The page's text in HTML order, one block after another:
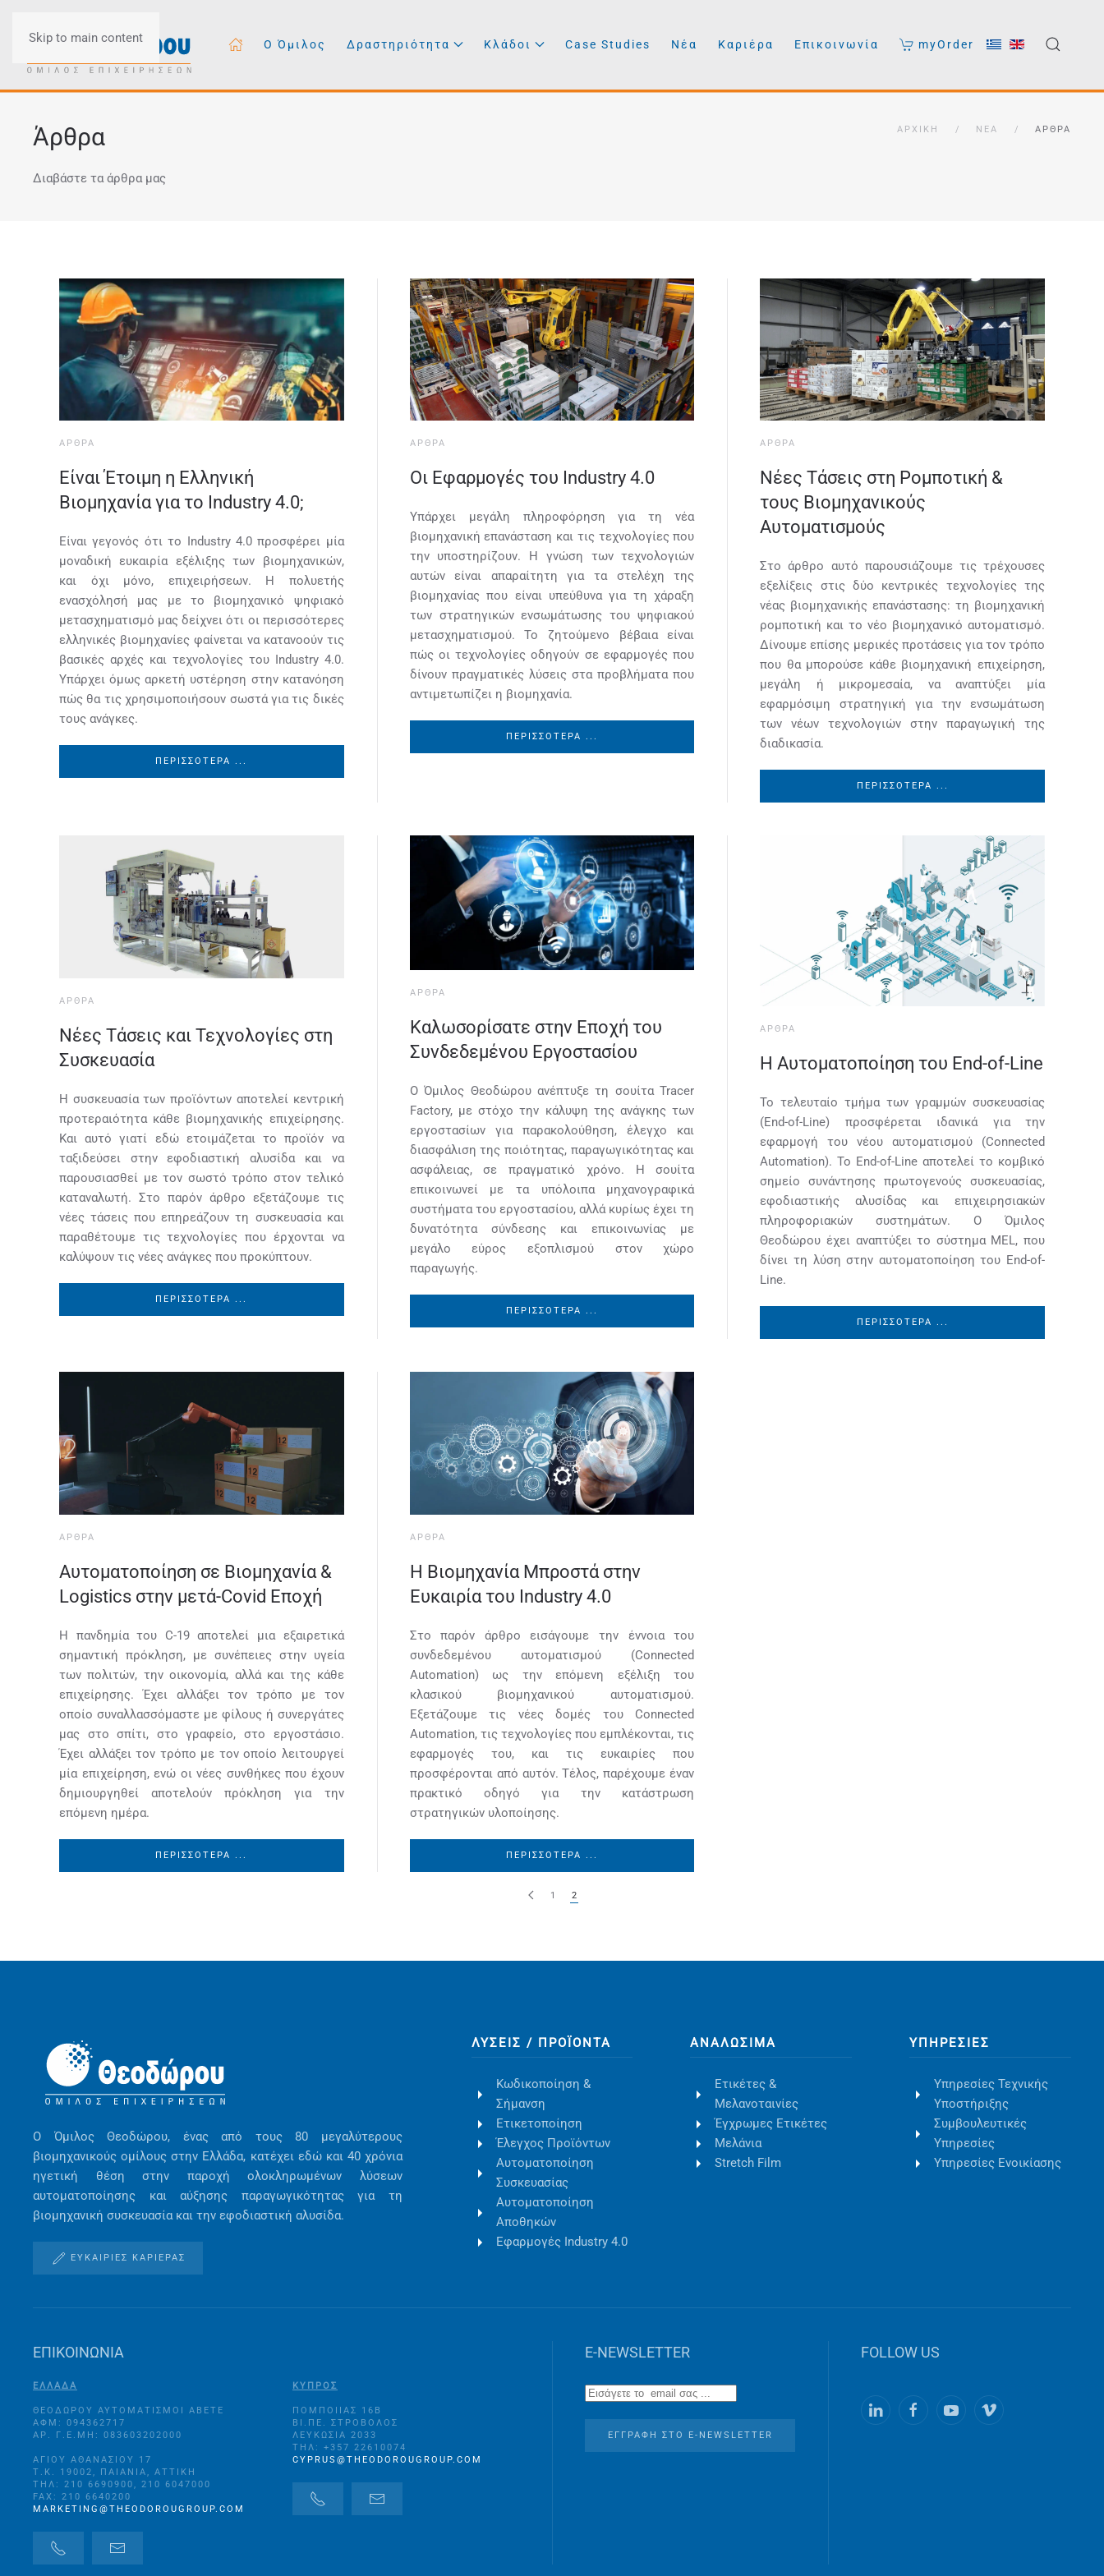
Skip to main content Ο Όμιλος Δραστηριότητα Κλάδοι Case Studies Νέα Καριέρα Επικοινωνία myOrder
Άρθρα
Διαβάστε τα άρθρα μας
ΑΡΧΙΚΉ ΝΈΑ ΆΡΘΡΑ
ΆΡΘΡΑ
Είναι Έτοιμη η Ελληνική
Βιομηχανία για το Industry 4.0;
Είναι γεγονός ότι το Industry 4.0 προσφέρει μία
μοναδική ευκαιρία εξέλιξης των βιομηχανικών,
και όχι μόνο, επιχειρήσεων. Η πολυετής
ενασχόλησή μας με το βιομηχανικό ψηφιακό
μετασχηματισμό μας δείχνει ότι οι περισσότερες
ελληνικές βιομηχανίες φαίνεται να κατανοούν τις
βασικές αρχές και τεχνολογίες του Industry 4.0.
Υπάρχει όμως αρκετή υστέρηση στην κατανόηση
πώς θα τις χρησιμοποιήσουν σωστά για τις δικές
τους ανάγκες.
ΠΕΡΙΣΣΌΤΕΡΑ ...
ΆΡΘΡΑ
Οι Εφαρμογές του Industry 4.0
Υπάρχει μεγάλη πληροφόρηση για τη νέα
βιομηχανική επανάσταση και τις τεχνολογίες που
την υποστηρίζουν. Η γνώση των τεχνολογιών
αυτών είναι απαραίτητη για τα στελέχη της
βιομηχανίας που είναι υπεύθυνα για τη χάραξη
των στρατηγικών ενσωμάτωσης του ψηφιακού
μετασχηματισμού. Το ζητούμενο βέβαια είναι
πώς οι τεχνολογίες οδηγούν σε εφαρμογές που
δίνουν πραγματικές λύσεις στα προβλήματα που
αντιμετωπίζει η βιομηχανία.
ΠΕΡΙΣΣΌΤΕΡΑ ...
ΆΡΘΡΑ
Νέες Τάσεις στη Ρομποτική &
τους Βιομηχανικούς
Αυτοματισμούς
Στο άρθρο αυτό παρουσιάζουμε τις τρέχουσες
εξελίξεις στις δύο κεντρικές τεχνολογίες της
νέας βιομηχανικής επανάστασης: τη βιομηχανική
ρομποτική και το νέο βιομηχανικό αυτοματισμό.
Δίνουμε επίσης μερικές προτάσεις για τον τρόπο
που θα μπορούσε κάθε βιομηχανική επιχείρηση,
μεγάλη ή μικρομεσαία, να αναπτύξει μία
εφαρμόσιμη στρατηγική για την ενσωμάτωση
των νέων τεχνολογιών στην παραγωγική της
διαδικασία.
ΠΕΡΙΣΣΌΤΕΡΑ ...
ΆΡΘΡΑ
Νέες Τάσεις και Τεχνολογίες στη
Συσκευασία
Η συσκευασία των προϊόντων αποτελεί κεντρική
προτεραιότητα κάθε βιομηχανικής επιχείρησης.
Και αυτό γιατί εδώ ετοιμάζεται το προϊόν να
ταξιδεύσει στην εφοδιαστική αλυσίδα και να
παρουσιασθεί με τον σωστό τρόπο στον τελικό
καταναλωτή. Στο παρόν άρθρο εξετάζουμε τις
νέες τάσεις που επηρεάζουν τη συσκευασία και
παραθέτουμε τις τεχνολογίες που έρχονται να
καλύψουν τις νέες ανάγκες που προκύπτουν.
ΠΕΡΙΣΣΌΤΕΡΑ ...
ΆΡΘΡΑ
Καλωσορίσατε στην Εποχή του
Συνδεδεμένου Εργοστασίου
Ο Όμιλος Θεοδώρου ανέπτυξε τη σουίτα Tracer
Factory, με στόχο την κάλυψη της ανάγκης των
εργοστασίων για παρακολούθηση, έλεγχο και
διασφάλιση της ποιότητας, παραγωγικότητας και
ασφάλειας, σε πραγματικό χρόνο. Η σουίτα
επικοινωνεί με τα υπόλοιπα μηχανογραφικά
συστήματα του εργοστασίου, αλλά κυρίως έχει τη
δυνατότητα σύνδεσης και επικοινωνίας με
μεγάλο εύρος εξοπλισμού στον χώρο
παραγωγής.
ΠΕΡΙΣΣΌΤΕΡΑ ...
ΆΡΘΡΑ
Η Αυτοματοποίηση του End-of-Line
Το τελευταίο τμήμα των γραμμών συσκευασίας
(End-of-Line) προσφέρεται ιδανικά για την
εφαρμογή του νέου αυτοματισμού (Connected
Automation). Το End-of-Line αποτελεί το κομβικό
σημείο συνάντησης πρωτογενούς συσκευασίας,
εφοδιαστικής αλυσίδας και επιχειρησιακών
πληροφοριακών συστημάτων. Ο Όμιλος
Θεοδώρου έχει αναπτύξει το σύστημα MEL, που
δίνει τη λύση στην αυτοματοποίηση του End-of-
Line.
ΠΕΡΙΣΣΌΤΕΡΑ ...
ΆΡΘΡΑ
Αυτοματοποίηση σε Βιομηχανία &
Logistics στην μετά-Covid Εποχή
Η πανδημία του C-19 αποτελεί μια εξαιρετικά
σημαντική πρόκληση, με συνέπειες στην υγεία
των πολιτών, την οικονομία, αλλά και της κάθε
επιχείρησης. Έχει αλλάξει τον τρόπο με τον
οποίο συναλλασσόμαστε με φίλους ή συνεργάτες
μας στο σπίτι, στο γραφείο, στο εργοστάσιο.
Έχει αλλάξει τον τρόπο με τον οποίο λειτουργεί
μία επιχείρηση, ενώ οι νέες συνθήκες που έχουν
δημιουργηθεί αποτελούν πρόκληση για την
επόμενη ημέρα.
ΠΕΡΙΣΣΌΤΕΡΑ ...
ΆΡΘΡΑ
Η Bιομηχανία Mπροστά στην
Eυκαιρία του Industry 4.0
Στο παρόν άρθρο εισάγουμε την έννοια του
συνδεδεμένου αυτοματισμού (Connected
Automation) ως την επόμενη εξέλιξη του
κλασικού βιομηχανικού αυτοματισμού.
Εξετάζουμε τις νέες δομές του Connected
Automation, τις τεχνολογίες που εμπλέκονται, τις
εφαρμογές του, και τις ευκαιρίες που
προσφέρονται από αυτόν. Τέλος, παρέχουμε έναν
πρακτικό οδηγό για την κατάστρωση
στρατηγικών υλοποίησης.
ΠΕΡΙΣΣΌΤΕΡΑ ...
1 2
Ο Όμιλος Θεοδώρου, ένας από τους 80 μεγαλύτερους
βιομηχανικούς ομίλους στην Ελλάδα, κατέχει εδώ και 40 χρόνια
ηγετική θέση στην παροχή ολοκληρωμένων λύσεων
αυτοματοποίησης και αύξησης παραγωγικότητας για τη
βιομηχανική συσκευασία και την εφοδιαστική αλυσίδα.
ΕΥΚΑΙΡΊΕΣ ΚΑΡΙΈΡΑΣ
ΛΎΣΕΙΣ / ΠΡΟΪΌΝΤΑ
Κωδικοποίηση &
Σήμανση
Ετικετοποίηση
Έλεγχος Προϊόντων
Αυτοματοποίηση
Συσκευασίας
Αυτοματοποίηση
Αποθηκών
Εφαρμογές Industry 4.0
ΑΝΑΛΏΣΙΜΑ
Ετικέτες &
Μελανοταινίες
Έγχρωμες Ετικέτες
Μελάνια
Stretch Film
ΥΠΗΡΕΣΊΕΣ
Υπηρεσίες Τεχνικής
Υποστήριξης
Συμβουλευτικές
Υπηρεσίες
Υπηρεσίες Ενοικίασης
ΕΠΙΚΟΙΝΩΝΙΑ
ΕΛΛΑΔΑ
ΘΕΟΔΩΡΟΥ ΑΥΤΟΜΑΤΙΣΜΟΙ ΑΒΕΤΕ
ΑΦΜ: 094362717
ΑΡ. Γ.Ε.ΜΗ: 083603202000
ΑΓΊΟΥ ΑΘΑΝΑΣΊΟΥ 17
Τ.Κ. 19002, ΠΑΙΑΝΊΑ, ΑΤΤΙΚΉ
ΤΗΛ: 210 6690900, 210 6047000
FAX: 210 6640200
MARKETING@THEODOROUGROUP.COM
ΚΥΠΡΟΣ
ΠΟΜΠΟΙΊΑΣ 16B
ΒΙ.ΠΕ. ΣΤΡΌΒΟΛΟΣ
ΛΕΥΚΩΣΊΑ 2033
ΤΗΛ: +357 22610074
CYPRUS@THEODOROUGROUP.COM
E-NEWSLETTER
ΕΓΓΡΑΦΉ ΣΤO E-NEWSLETTER
FOLLOW US